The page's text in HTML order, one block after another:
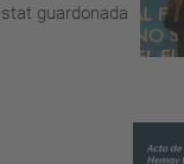
guardonada